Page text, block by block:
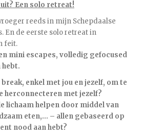
Een solo retreat!
reeds in mijn Schepdaalse
En de eerste solo retreat in
feit.
mini escapes, volledig gefocused
hebt.
break, enkel met jou en jezelf, om te
herconnecteren met jezelf?
lichaam helpen door middel van
eten,… – allen gebaseerd op
nood aan hebt?